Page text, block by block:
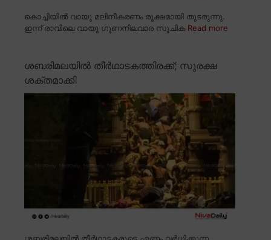
കൊച്ചിയിൽ വായു മലിനീകരണം രൂക്ഷമായി തുടരുന്നു.
ഇന്ന് രാവിലെ വായു ഗുണനിലവാര സൂചിക Read more
ശബരിമലയിൽ തീർഥാടകത്തിരക്ക്; സുരക്ഷ
ശക്തമാക്കി